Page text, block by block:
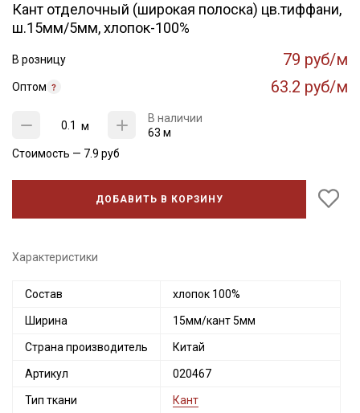
Кант отделочный (широкая полоска) цв.тиффани,
ш.15мм/5мм, хлопок-100%
В розницу 79 руб/м
Оптом 63.2 руб/м
м
В наличии
63 м
Стоимость — 7.9 руб
ДОБАВИТЬ В КОРЗИНУ
Характеристики
Состав хлопок 100%
Ширина 15мм/кант 5мм
Страна производитель Китай
Артикул 020467
Тип ткани Кант
Секретная рассылка от Купава
Мы публикуем здесь дополнительные
промокоды и скидки до 30% на узкие
категории тканей
Электронная почта